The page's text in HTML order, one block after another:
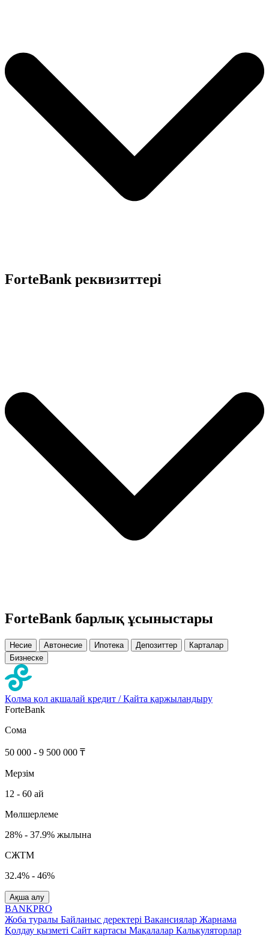
ForteBank реквизиттері
ForteBank барлық ұсыныстары
Несие Автонесие Ипотека Депозиттер
Карталар
Бизнеске
Қолма қол ақшалай кредит / Қайта қаржыландыру
ForteBank
Сома
50 000 - 9 500 000 ₸
Мерзім
12 - 60 ай
Мөлшерлеме
28% - 37.9% жылына
СЖТМ
32.4% - 46%
Ақша алу
BANKPRO
Жоба туралы Байланыс деректері Вакансиялар Жарнама
Қолдау қызметі Сайт картасы Мақалалар Калькуляторлар